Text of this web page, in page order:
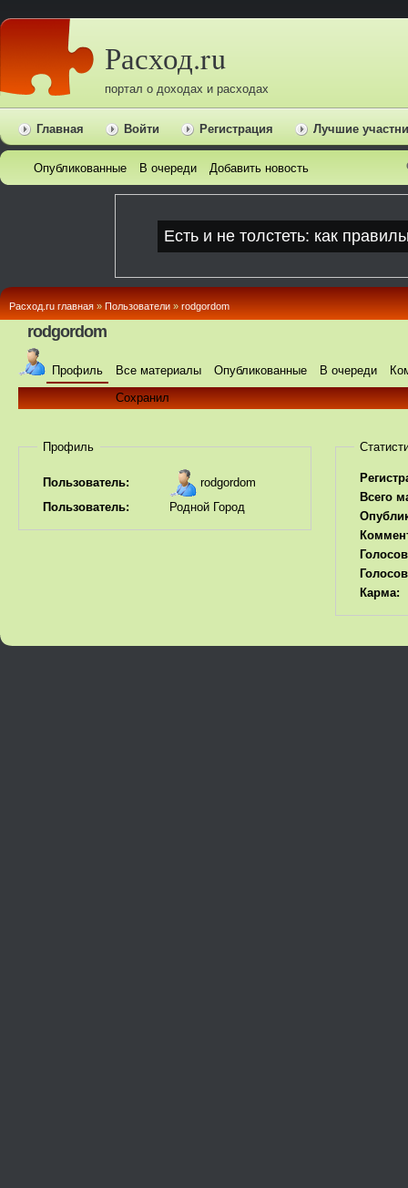
Расход.ru
портал о доходах и расходах
Главная Войти Регистрация Лучшие
Опубликованные В очереди Добавить новость
Расход.ru главная » Пользователи » rodgordom
rodgordom
Профиль Все материалы Опубликованные В очереди
Сохранил
Профиль
Пользователь:
rodgordom
Пользователь:
Родной Город
Всего
Карма: